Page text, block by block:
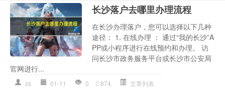
长沙落户去哪里办理流程
在长沙办理落户，您可以选择以下几种
途径： 1. 在线办理 ： 通过“我的长沙”A
PP或小程序进行在线预约和办理。 访
问长沙市政务服务平台或长沙市公安局
官网进行...
zs 01-11 0 874 文章列表